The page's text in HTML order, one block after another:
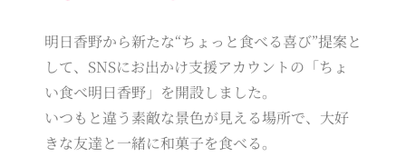
明日香野から新たな“ちょっと食べる喜び”提案と
して、SNSにお出かけ支援アカウントの「ちょ
い食べ明日香野」を開設しました。
いつもと違う素敵な景色が見える場所で、大好
きな友達と一緒に和菓子を食べる。